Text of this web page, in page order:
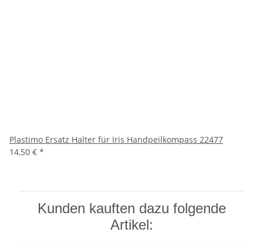
Plastimo Ersatz Halter für Iris Handpeilkompass 22477
14,50 € *
Kunden kauften dazu folgende
Artikel: